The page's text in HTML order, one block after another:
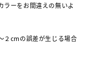
ラーをお間違えの無いよ
２cmの誤差が生じる場合